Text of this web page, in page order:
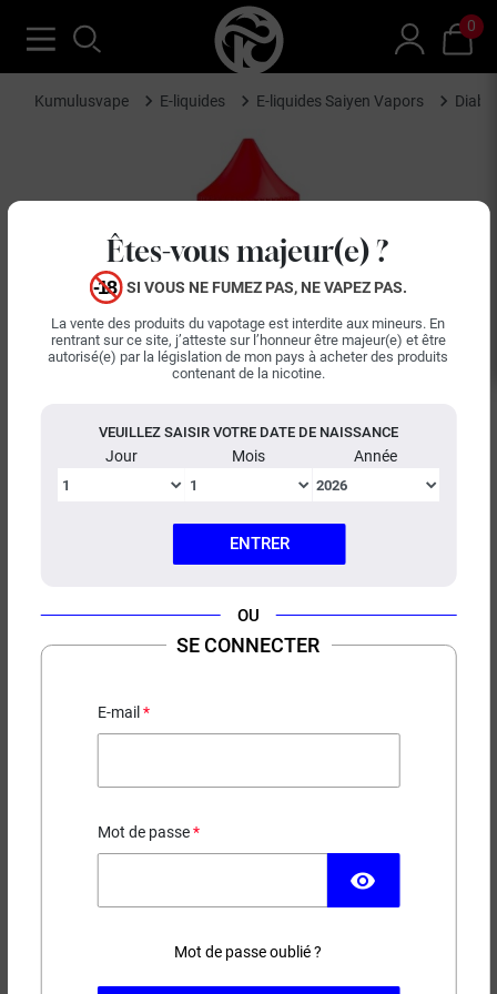
Êtes-vous majeur(e) ?
SI VOUS NE FUMEZ PAS, NE VAPEZ PAS.
La vente des produits du vapotage est interdite aux mineurs. En
rentrant sur ce site, j’atteste sur l’honneur être majeur(e) et être
autorisé(e) par la législation de mon pays à acheter des produits
contenant de la nicotine.
VEUILLEZ SAISIR VOTRE DATE DE NAISSANCE
Jour Mois Année
ENTRER
OU
SE CONNECTER
E-mail
Mot de passe
visibility
Mot de passe oublié ?
0
Kumulusvape E-liquides E-liquides Saiyen Vapors
E-LIQUIDE DIABLO SAIYEN
(13 avis)
Fruit du dragon - Pomme - Fruits rouges
19,90 €
Taux de nicotine